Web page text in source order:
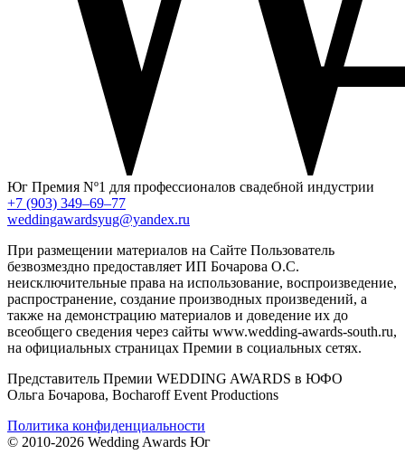
Юг Премия Nº1 для профессионалов свадебной индустрии
+7 (903) 349–69–77
weddingawardsyug@yandex.ru
При размещении материалов на Сайте Пользователь
безвозмездно предоставляет ИП Бочарова О.С.
неисключительные права на использование, воспроизведение,
распространение, создание производных произведений, а
также на демонстрацию материалов и доведение их до
всеобщего сведения через сайты www.wedding-awards-south.ru,
на официальных страницах Премии в социальных сетях.
Представитель Премии WEDDING AWARDS в ЮФО
Ольга Бочарова, Bocharoff Event Productions
Политика конфиденциальности
© 2010-2026 Wedding Awards Юг